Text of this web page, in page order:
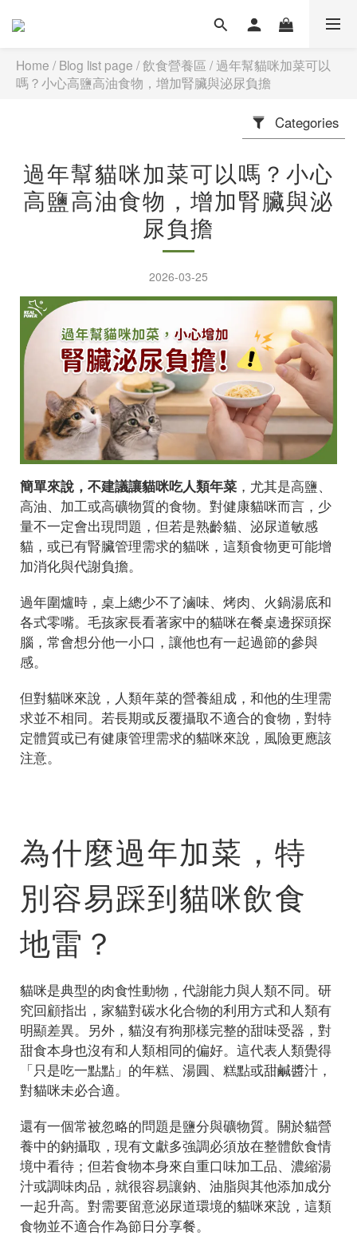
Home /Blog list page /飲食營養區 /過年幫貓咪加菜可以
嗎？小心高鹽高油食物，增加腎臟與泌尿負擔
Categories
過年幫貓咪加菜可以嗎？小心
高鹽高油食物，增加腎臟與泌
尿負擔
2026-03-25
簡單來說，不建議讓貓咪吃人類年菜 ，尤其是高鹽、
高油、加工或高礦物質的食物。對健康貓咪而言，少
量不一定會出現問題，但若是熟齡貓、泌尿道敏感
貓，或已有腎臟管理需求的貓咪，這類食物更可能增
加消化與代謝負擔。
過年圍爐時，桌上總少不了滷味、烤肉、火鍋湯底和
各式零嘴。毛孩家長看著家中的貓咪在餐桌邊探頭探
腦，常會想分他一小口，讓他也有一起過節的參與
感。
但對貓咪來說，人類年菜的營養組成，和他的生理需
求並不相同。若長期或反覆攝取不適合的食物，對特
定體質或已有健康管理需求的貓咪來說，風險更應該
注意。
為什麼過年加菜，特
別容易踩到貓咪飲食
地雷？
貓咪是典型的肉食性動物，代謝能力與人類不同。研
究回顧指出，家貓對碳水化合物的利用方式和人類有
明顯差異。另外，貓沒有狗那樣完整的甜味受器，對
甜食本身也沒有和人類相同的偏好。這代表人類覺得
「只是吃一點點」的年糕、湯圓、糕點或甜鹹醬汁，
對貓咪未必合適。
還有一個常被忽略的問題是鹽分與礦物質。關於貓營
養中的鈉攝取，現有文獻多強調必須放在整體飲食情
境中看待；但若食物本身來自重口味加工品、濃縮湯
汁或調味肉品，就很容易讓鈉、油脂與其他添加成分
一起升高。對需要留意泌尿道環境的貓咪來說，這類
食物並不適合作為節日分享餐。